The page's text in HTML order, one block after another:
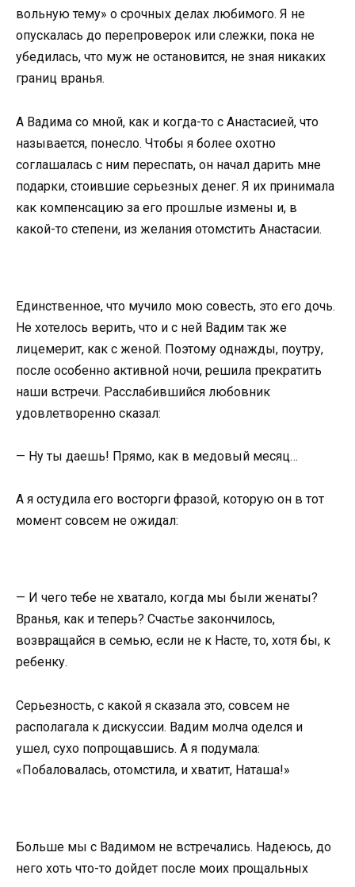
вольную тему» о срочных делах любимого. Я не
опускалась до перепроверок или слежки, пока не
убедилась, что муж не остановится, не зная никаких
границ вранья.
А Вадима со мной, как и когда-то с Анастасией, что
называется, понесло. Чтобы я более охотно
соглашалась с ним переспать, он начал дарить мне
подарки, стоившие серьезных денег. Я их принимала
как компенсацию за его прошлые измены и, в
какой-то степени, из желания отомстить Анастасии.
Единственное, что мучило мою совесть, это его дочь.
Не хотелось верить, что и с ней Вадим так же
лицемерит, как с женой. Поэтому однажды, поутру,
после особенно активной ночи, решила прекратить
наши встречи. Расслабившийся любовник
удовлетворенно сказал:
— Ну ты даешь! Прямо, как в медовый месяц…
А я остудила его восторги фразой, которую он в тот
момент совсем не ожидал:
— И чего тебе не хватало, когда мы были женаты?
Вранья, как и теперь? Счастье закончилось,
возвращайся в семью, если не к Насте, то, хотя бы, к
ребенку.
Серьезность, с какой я сказала это, совсем не
располагала к дискуссии. Вадим молча оделся и
ушел, сухо попрощавшись. А я подумала:
«Побаловалась, отомстила, и хватит, Наташа!»
Больше мы с Вадимом не встречались. Надеюсь, до
него хоть что-то дойдет после моих прощальных